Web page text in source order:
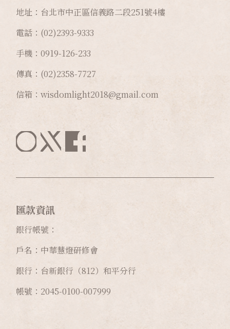
地址：台北市中正區信義路二段251號4樓
電話：(02)2393-9333
手機：0919-126-233
傳真：(02)2358-7727
信箱：wisdomlight2018@gmail.com
匯款資訊
銀行帳號：
戶名：中華慧燈研修會
銀行：台新銀行（812）和平分行
帳號：2045-0100-007999